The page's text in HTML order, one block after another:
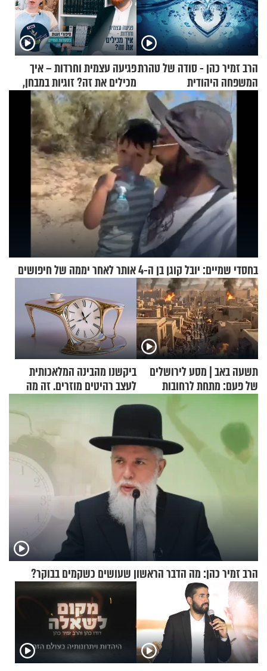
הרב זמיר כהן - סודה של טהרת
המשפחה היהודית
פגיעה עצמית וחרדות – איך
מכילים את זה? זוגיות במבחן,
הפעם עם יהודית ואלתר כהן
בחסדי שמיים: יובל קוגן בן ה-4 אותר לאחר יממה של חיפושים
תשעה באב | מסע לירושלים
של פעם: מתחת לרחובות
ירושלים
ביקשנו מהבינה המלאכותית
לעצב רהיטים מוזרים. זה מה
שיצא
הרב זמיר כהן: מה הדבר הראשון שעושים כשקמים בבוקר?